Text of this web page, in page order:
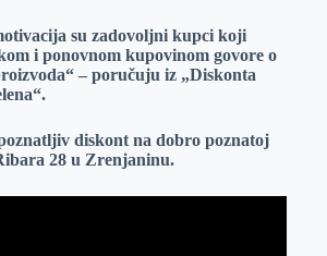
su zadovoljni kupci koji
i ponovnom kupovinom govore o
– poručuju iz „Diskonta
diskont na dobro poznatoj
28 u Zrenjaninu.